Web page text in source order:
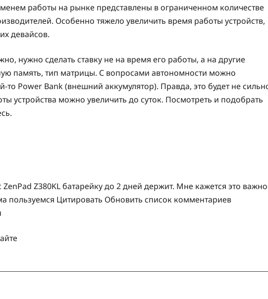
работы на рынке представлены в ограниченном количестве
Особенно тяжело увеличить время работы устройств,
девайсов.
нужно сделать ставку не на время его работы, а на другие
память, тип матрицы. С вопросами автономности можно
то Power Bank (внешний аккумулятор). Правда, это будет не
устройства можно увеличить до суток. Посмотреть и подобрать
Z380KL батарейку до 2 дней держит. Мне кажется это важно
пользуемся Цитировать Обновить список комментариев